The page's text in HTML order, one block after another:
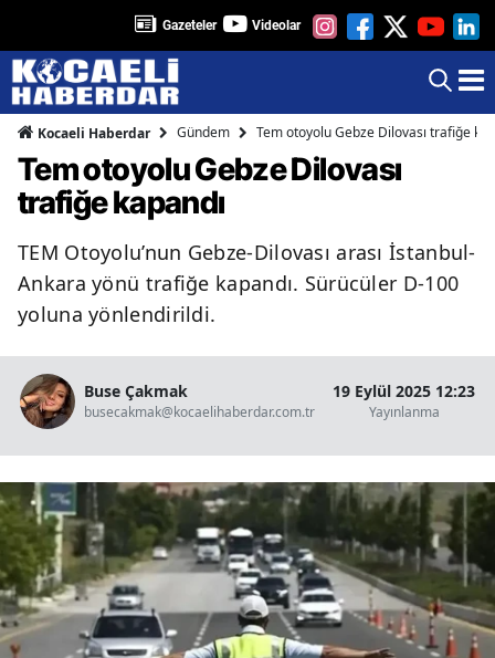
Gazeteler Videolar
Kocaeli Haberdar Gündem Tem otoyolu Gebze Dilovası trafiğe
Tem otoyolu Gebze Dilovası
trafiğe kapandı
TEM Otoyolu’nun Gebze-Dilovası arası İstanbul-
Ankara yönü trafiğe kapandı. Sürücüler D-100
yoluna yönlendirildi.
Buse Çakmak
busecakmak@kocaelihaberdar.com.tr
19 Eylül 2025 12:23
Yayınlanma